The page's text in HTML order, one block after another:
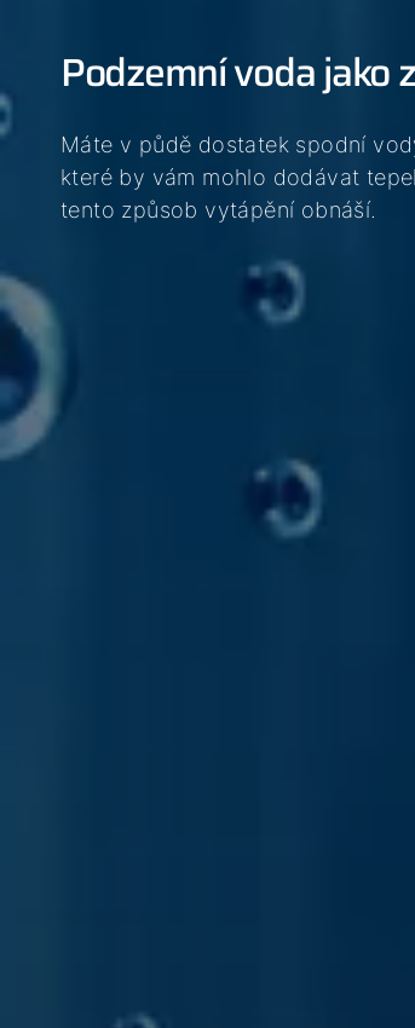
Podzemní voda jako
Máte v půdě dostatek spodní
které by vám mohlo dodávat
tento způsob vytápění obnáší.